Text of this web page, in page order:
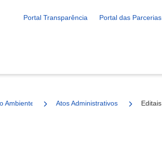
Portal Transparência Portal das Parcerias
Ambiente Atos Administrativos Editais